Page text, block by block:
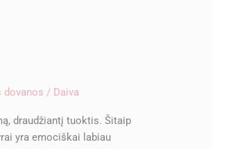
dovanos / Daiva
draudžiantį tuoktis. Šitaip
yra emociškai labiau